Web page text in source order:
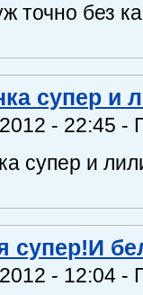
точно без
супер и
- 22:45 -
супер и
супер!И
- 12:04 -